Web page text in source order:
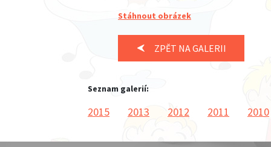
Stáhnout obrázek
ZPĚT NA GALERII
Seznam galerií:
2015 2013 2012 2011 2010